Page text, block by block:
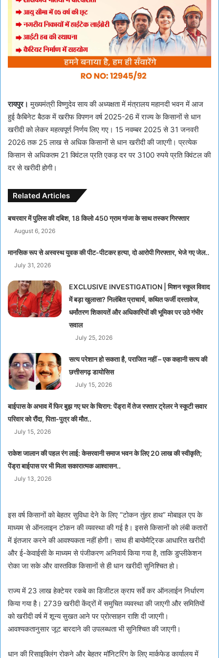
रायपुर। मुख्यमंत्री विष्णुदेव साय की अध्यक्षता में मंत्रालय महानदी भवन में आज
हुई कैबिनेट बैठक में खरीफ विपणन वर्ष 2025-26 में राज्य के किसानों से धान
खरीदी को लेकर महत्वपूर्ण निर्णय लिए गए। 15 नवम्बर 2025 से 31 जनवरी
2026 तक 25 लाख से अधिक किसानों से धान खरीदी की जाएगी। प्रत्येक
किसान से अधिकतम 21 क्विंटल प्रति एकड़ दर पर 3100 रुपये प्रति क्विंटल की
दर से खरीदी होगी।
Related Articles
बचरवार में पुलिस की दबिश, 18 किलो 450 ग्राम गांजा के साथ तस्कर गिरफ्तार
August 6, 2026
मानसिक रूप से अस्वस्थ युवक की पीट-पीटकर हत्या, दो आरोपी गिरफ्तार, भेजे गए जेल..
July 31, 2026
EXCLUSIVE INVESTIGATION | मिशन स्कूल विवाद
में बड़ा खुलासा? निलंबित प्राचार्य, कथित फर्जी दस्तावेज,
धर्मांतरण शिकायतें और अधिकारियों की भूमिका पर उठे गंभीर
सवाल
July 25, 2026
सत्य परेशान हो सकता है, पराजित नहीं – एक कहानी सत्य की
छत्तीसगढ़ डायोसिस
July 15, 2026
बाईपास के अभाव में फिर बुझ गए घर के चिराग: पेंड्रा में तेज रफ्तार ट्रेलर ने स्कूटी सवार
परिवार को रौंदा, पिता-पुत्र की मौत..
July 15, 2026
राकेश जालान की पहल रंग लाई: केसरवानी समाज भवन के लिए 20 लाख की स्वीकृति;
पेंड्रा बाईपास पर भी मिला सकारात्मक आश्वासन..
July 13, 2026
इस वर्ष किसानों को बेहतर सुविधा देने के लिए “टोकन तुंहर हाथ” मोबाइल एप के
माध्यम से ऑनलाइन टोकन की व्यवस्था की गई है। इससे किसानों को लंबी कतारों
में इंतजार करने की आवश्यकता नहीं होगी। साथ ही बायोमैट्रिक आधारित खरीदी
और ई-केवाईसी के माध्यम से पंजीकरण अनिवार्य किया गया है, ताकि डुप्लीकेशन
रोका जा सके और वास्तविक किसानों से ही धान खरीदी सुनिश्चित हो।
राज्य में 23 लाख हेक्टेयर रकबे का डिजीटल क्राप सर्वे कर ऑनलाईन निर्धारण
किया गया है। 2739 खरीदी केंद्रों में समुचित व्यवस्था की जाएगी और समितियों
को खरीदी वर्ष में शून्य सुखत आने पर प्रोत्साहन राशि दी जाएगी।
आवश्यकतानुसार जूट बारदाने की उपलब्धता भी सुनिश्चित की जाएगी।
धान की रिसाइक्लिंग रोकने और बेहतर मॉनिटरिंग के लिए मार्कफेड कार्यालय में